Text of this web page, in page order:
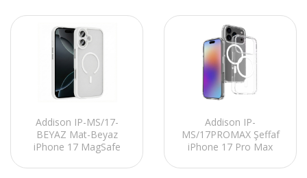
Addison IP-MS/17-
BEYAZ Mat-Beyaz
iPhone 17 MagSafe
Addison IP-
MS/17PROMAX Şeffaf
iPhone 17 Pro Max